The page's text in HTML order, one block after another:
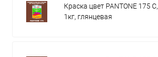
Краска цвет PANTONE 175 C,
1кг, глянцевая